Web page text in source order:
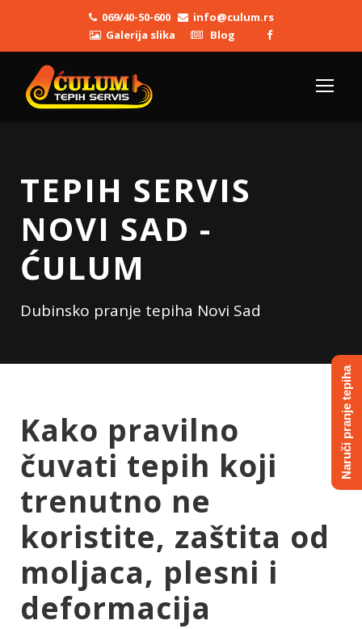
069/40-50-600
info@culum.rs
Galerija slika
Blog
TEPIH SERVIS
NOVI SAD -
ĆULUM
Dubinsko pranje tepiha Novi Sad
Kako pravilno
čuvati tepih koji
trenutno ne
koristite, zaštita od
moljaca, plesni i
deformacija
Naruči pranje tepiha